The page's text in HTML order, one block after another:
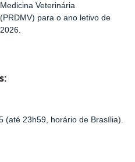
Medicina Veterinária
(PRDMV) para o ano letivo de
2026.
(até 23h59, horário de Brasília).